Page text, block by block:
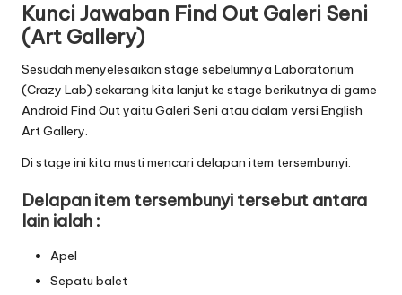
Kunci Jawaban Find Out Galeri Seni
(Art Gallery)
Sesudah menyelesaikan stage sebelumnya Laboratorium
(Crazy Lab) sekarang kita lanjut ke stage berikutnya di game
Android Find Out yaitu Galeri Seni atau dalam versi English
Art Gallery.
Di stage ini kita musti mencari delapan item tersembunyi.
Delapan item tersembunyi tersebut antara
lain ialah :
Apel
Sepatu balet